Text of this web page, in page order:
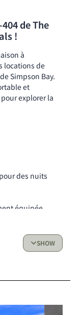
de The
!
à
locations de
Simpson Bay.
et
explorer la
des nuits
équipée
SHOW